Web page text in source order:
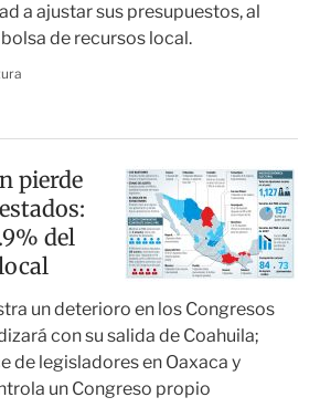
a ajustar sus presupuestos, al
de recursos local.
pierde
del
un deterioro en los Congresos
con su salida de Coahuila;
de legisladores en Oaxaca y
un Congreso propio